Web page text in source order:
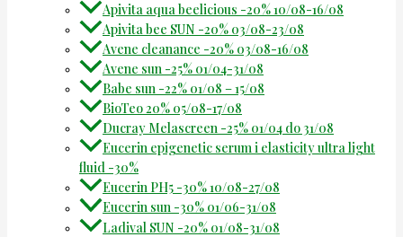
Apivita aqua beelicious -20% 10/08-16/08
Apivita bee SUN -20% 03/08-23/08
Avene cleanance -20% 03/08-16/08
Avene sun -25% 01/04-31/08
Babe sun -22% 01/08 – 15/08
BioTeo 20% 05/08-17/08
Ducray Melascreen -25% 01/04 do 31/08
Eucerin epigenetic serum i elasticity ultra light
fluid -30%
Eucerin PH5 -30% 10/08-27/08
Eucerin sun -30% 01/06-31/08
Ladival SUN -20% 01/08-31/08